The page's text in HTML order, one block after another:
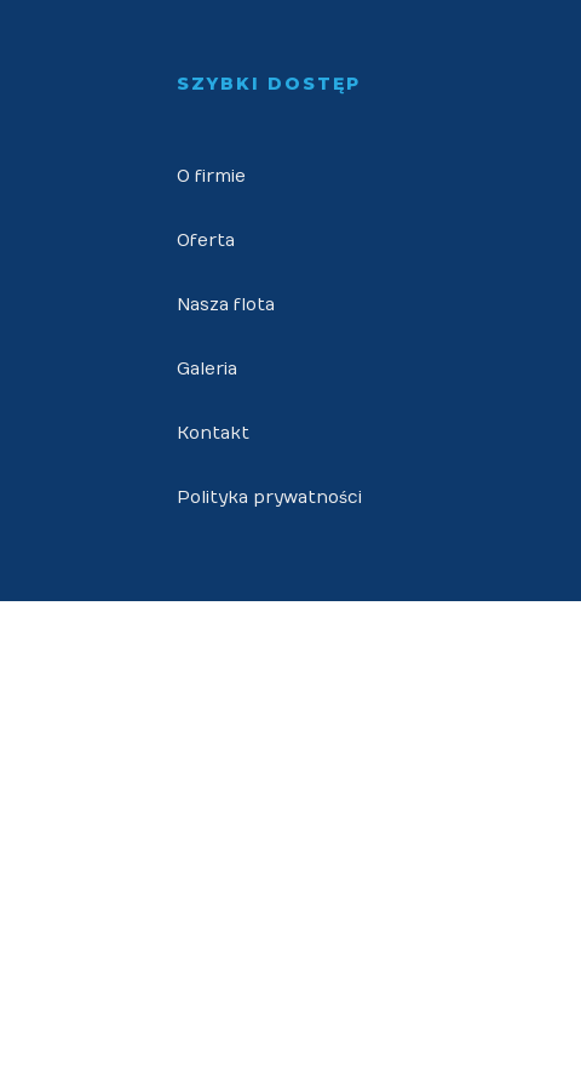
SZYBKI DOSTĘP
O firmie
Oferta
Nasza flota
Galeria
Kontakt
Polityka prywatności